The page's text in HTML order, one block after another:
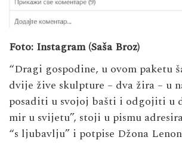
Foto: Instagram (Saša Broz)
“Dragi gospodine, u ovom paketu
dvije žive skulpture – dva žira – u
posaditi u svojoj bašti i odgojiti u
mir u svijetu”, stoji u pismu
“s ljubavlju” i potpise Džona